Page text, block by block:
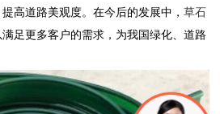
高道路美观度。在今后的发展中，草石
足更多客户的需求，为我国绿化、道路